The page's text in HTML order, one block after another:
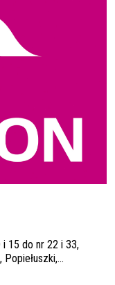
i 15 do nr 22 i 33,